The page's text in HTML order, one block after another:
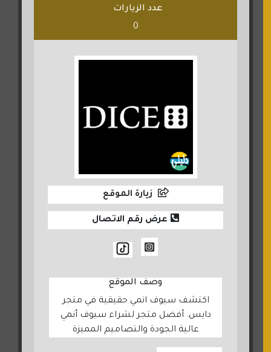
عدد الزيارات
0
زيارة الموقع
عرض رقم الاتصال
وصف الموقع
اكتشف سيوف انمي حقيقية في متجر
دايس. أفضل متجر لشراء سيوف أنمي
عالية الجودة والتصاميم المميزة